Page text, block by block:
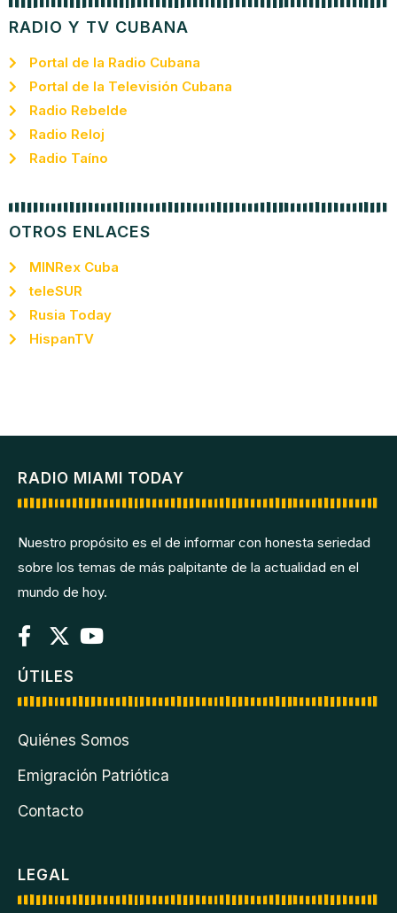
RADIO Y TV CUBANA
Portal de la Radio Cubana
Portal de la Televisión Cubana
Radio Rebelde
Radio Reloj
Radio Taíno
OTROS ENLACES
MINRex Cuba
teleSUR
Rusia Today
HispanTV
RADIO MIAMI TODAY
Nuestro propósito es el de informar con honesta seriedad
sobre los temas de más palpitante de la actualidad en el
mundo de hoy.
ÚTILES
Quiénes Somos
Emigración Patriótica
Contacto
LEGAL